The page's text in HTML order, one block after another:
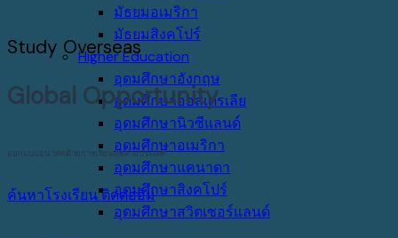
มัธยมอเมริกา
มัธยมสิงคโปร์
Higher Education
อุดมศึกษาอังกฤษ
อุดมศึกษาออสเตรเลีย
อุดมศึกษานิวซีแลนด์
อุดมศึกษาอเมริกา
อุดมศึกษาแคนาดา
อุดมศึกษาสิงคโปร์
อุดมศึกษาสวิตเซอร์แลนด์
Study Overseas
Global Opportunity
ออกแบบอนาคตด้วยการเรียนต่อต่างประเทศ
ค้นหาโรงเรียนติดต่ออิม